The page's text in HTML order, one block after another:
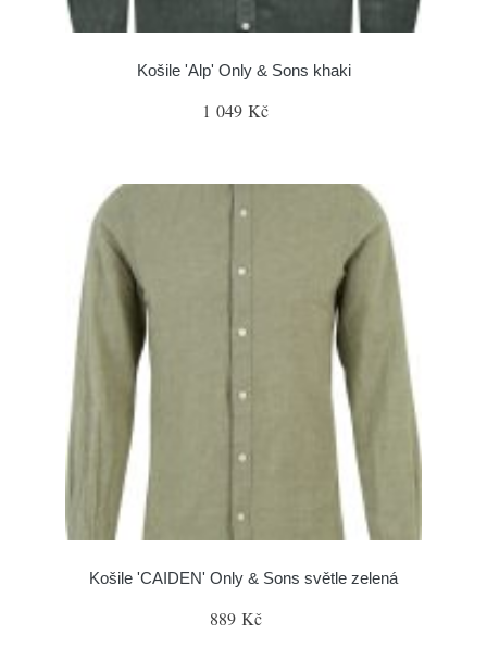
Košile 'Alp' Only & Sons khaki
1 049 Kč
Košile 'CAIDEN' Only & Sons světle zelená
889 Kč